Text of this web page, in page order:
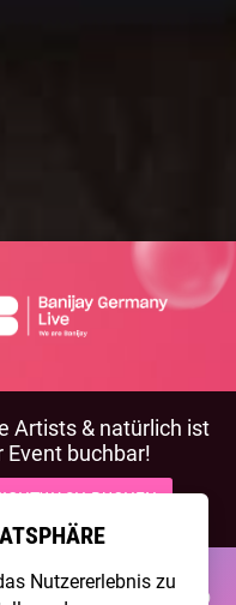
Artists & natürlich ist
Event buchbar!
BUCHEN
KontaktMembership
Nutzererlebnis zu